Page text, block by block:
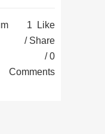
1
Like
Share
0
Comments